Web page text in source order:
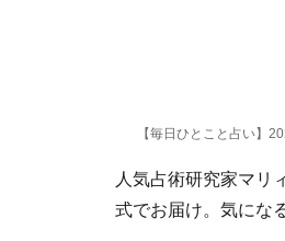
【毎日ひとこと占い】
人気占術研究家マリ
式でお届け。気にな